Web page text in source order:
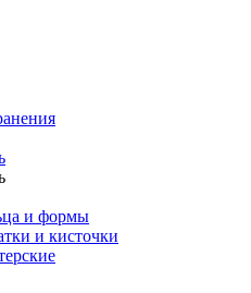
и формы
и кисточки